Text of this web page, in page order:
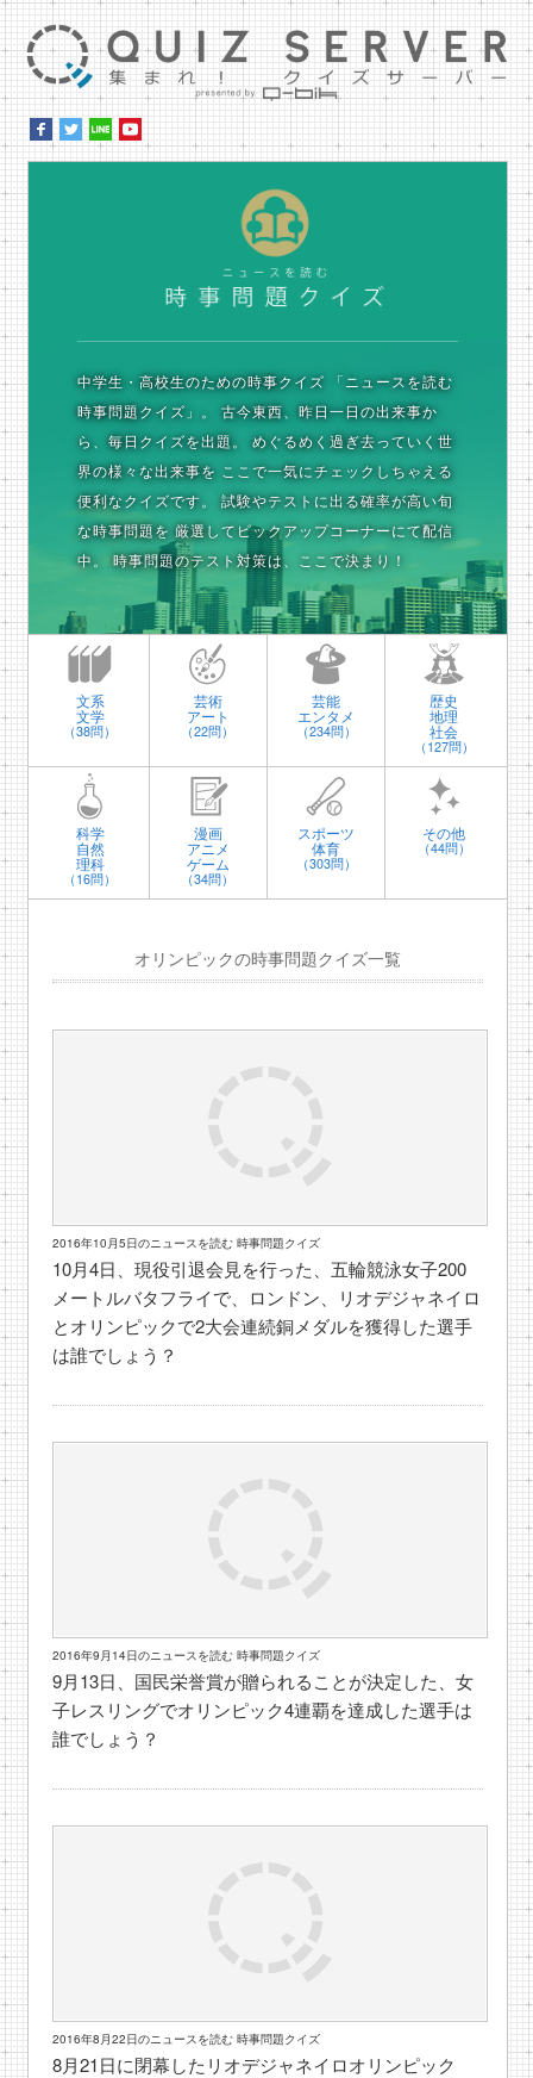
中学生・高校生のための時事クイズ 「ニュースを読む
時事問題クイズ」。
古今東西、昨日一日の出来事か
ら、毎日クイズを出題。
めぐるめく過ぎ去っていく世
界の様々な出来事を ここで一気にチェックしちゃえる
便利なクイズです。
試験やテストに出る確率が高い旬
な時事問題を 厳選してピックアップコーナーにて配信
中。
時事問題のテスト対策は、ここで決まり！
文系
文学
（38問）
芸術
アート
（22問）
芸能
エンタメ
（234問）
歴史
地理
社会
（127問）
科学
自然
理科
（16問）
漫画
アニメ
ゲーム
（34問）
スポーツ
体育
（303問）
その他
（44問）
オリンピックの時事問題クイズ一覧
2016年10月5日のニュースを読む 時事問題クイズ
10月4日、現役引退会見を行った、五輪競泳女子200
メートルバタフライで、ロンドン、リオデジャネイロ
とオリンピックで2大会連続銅メダルを獲得した選手
は誰でしょう？
2016年9月14日のニュースを読む 時事問題クイズ
9月13日、国民栄誉賞が贈られることが決定した、女
子レスリングでオリンピック4連覇を達成した選手は
誰でしょう？
2016年8月22日のニュースを読む 時事問題クイズ
8月21日に閉幕したリオデジャネイロオリンピック